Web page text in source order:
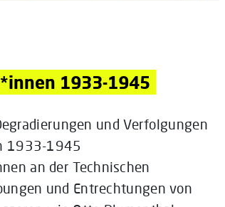
1933-1945
und Verfolgungen
1933-1945
an der Technischen
und Entrechtungen von